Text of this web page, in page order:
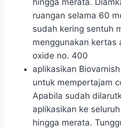
ruangan selama 60
sudah kering sentuh
menggunakan kertas
oxide no. 400
aplikasikan
untuk mempertajam
Apabila sudah
aplikasikan ke
hingga merata.